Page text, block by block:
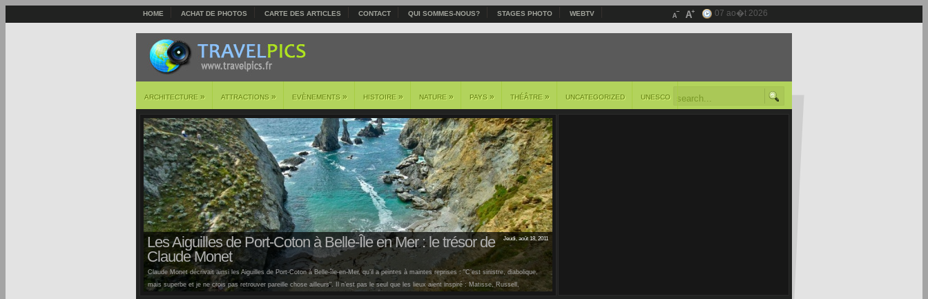
HOME ACHAT DE PHOTOS CARTE DES ARTICLES CONTACT QUI SOMMES-NOUS? STAGES PHOTO WEBTV 07 ao�t 2026
ARCHITECTURE » ATTRACTIONS » EVÈNEMENTS » HISTOIRE » NATURE » PAYS » THÉÂTRE » UNCATEGORIZED UNESCO
Jeudi, août 18, 2011
Les Aiguilles de Port-Coton à Belle-Île en Mer : le trésor de
Claude Monet
Claude Monet décrivait ainsi les Aiguilles de Port-Coton à Belle-île-en-Mer, qu’il a peintes à maintes reprises : "C’est sinistre, diabolique,
mais superbe et je ne crois pas retrouver pareille chose ailleurs". Il n’est pas le seul que les lieux aient inspiré : Matisse, Russell,